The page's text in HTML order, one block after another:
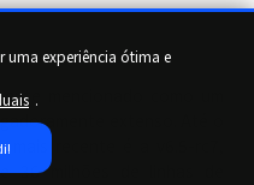
mencionado como um
extenso. Até o
mais recente é a v6.5-rc7,
36 milhões de linhas de
experiência ótima e
.